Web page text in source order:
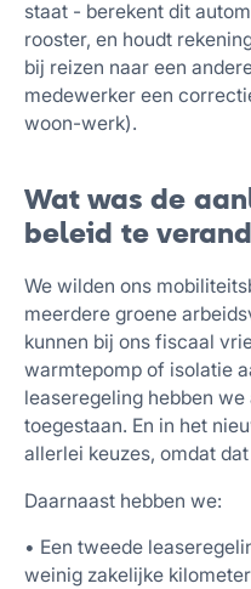
staat - berekent dit
rooster, en houdt
bij reizen naar een
medewerker een
woon-werk).
Wat was de
beleid te
We wilden ons
meerdere groene
kunnen bij ons fiscaal
warmtepomp of isolatie
leaseregeling hebben we
toegestaan. En in het
allerlei keuzes, omdat
Daarnaast hebben we:
• Een tweede
weinig zakelijke